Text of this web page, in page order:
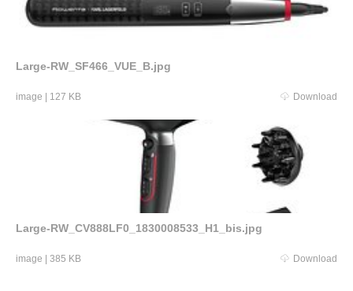
Large-RW_SF466_VUE_B.jpg
image 127 KB Download
Large-RW_CV888LF0_1830008533_H1_bis.jpg
image 385 KB Download